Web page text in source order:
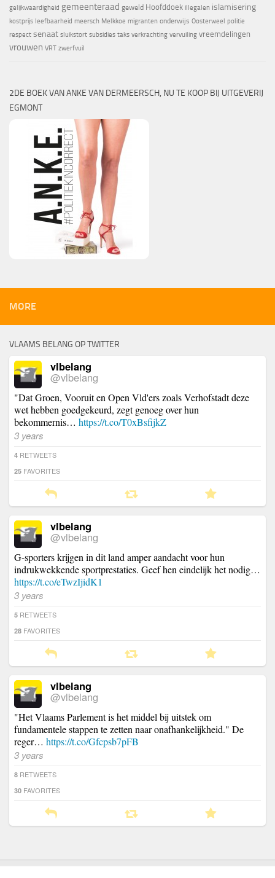
gelijkwaardigheid gemeenteraad geweld Hoofddoek illegalen islamisering
kostprijs leefbaarheid meersch Melkkoe migranten onderwijs Oosterweel politie
respect senaat sluikstort subsidies taks verkrachting vervuiling vreemdelingen
vrouwen VRT zwerfvuil
2DE BOEK VAN ANKE VAN DERMEERSCH, NU TE KOOP BIJ UITGEVERIJ
EGMONT
MORE
VLAAMS BELANG OP TWITTER
vlbelang
@vlbelang
"Dat Groen, Vooruit en Open Vld'ers zoals Verhofstadt deze
wet hebben goedgekeurd, zegt genoeg over hun
bekommernis… https://t.co/T0xBsfijkZ
3 years
4 RETWEETS
25 FAVORITES
vlbelang
@vlbelang
G-sporters krijgen in dit land amper aandacht voor hun
indrukwekkende sportprestaties. Geef hen eindelijk het nodig…
https://t.co/eTwzIjidK1
3 years
5 RETWEETS
28 FAVORITES
vlbelang
@vlbelang
"Het Vlaams Parlement is het middel bij uitstek om
fundamentele stappen te zetten naar onafhankelijkheid." De
reger… https://t.co/Gfcpsb7pFB
3 years
8 RETWEETS
30 FAVORITES